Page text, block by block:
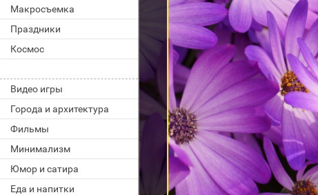
Макросъемка
Праздники
Космос
Видео игры
Города и архитектура
Фильмы
Минимализм
Юмор и сатира
Еда и напитки